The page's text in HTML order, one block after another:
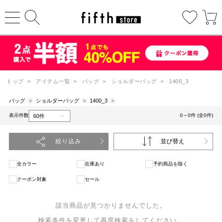
トップ > アイテム一覧 > バッグ > ショルダーバッグ > 1400_3
バッグ ショルダーバッグ 1400_3
表示件数 0～0件 (全0件)
絞り込み 並び替え
全カラー 在庫あり 予約商品を除く
クーポン対象 セール
該当商品が見つかりませんでした。
検索条件を変更して再度検索をしてください。